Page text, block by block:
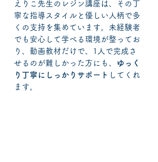
えりこ先生のレジン講座は、その丁
寧な指導スタイルと優しい人柄で多
くの支持を集めています。未経験者
でも安心して学べる環境が整ってお
り、動画教材だけで、1人で完成さ
せるのが難しかった方にも、
ゆっく
り丁寧にしっかりサポート してくれ
ます。